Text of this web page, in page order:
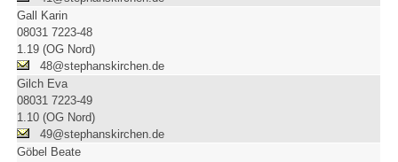
Gall Karin
08031 7223-48
1.19 (OG Nord)
48@stephanskirchen.de
Gilch Eva
08031 7223-49
1.10 (OG Nord)
49@stephanskirchen.de
Göbel Beate